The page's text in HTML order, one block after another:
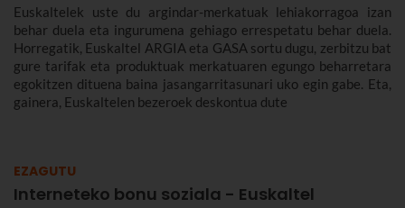
Euskaltelek uste du argindar-merkatuak lehiakorragoa izan
behar duela eta ingurumena gehiago errespetatu behar duela.
Horregatik, Euskaltel ARGIA eta GASA sortu dugu, zerbitzu bat
gure tarifak eta produktuak merkatuaren egungo beharretara
egokitzen dituena baina jasangarritasunari uko egin gabe. Eta,
gainera, Euskaltelen bezeroek deskontua dute
EZAGUTU
Interneteko bonu soziala - Euskaltel